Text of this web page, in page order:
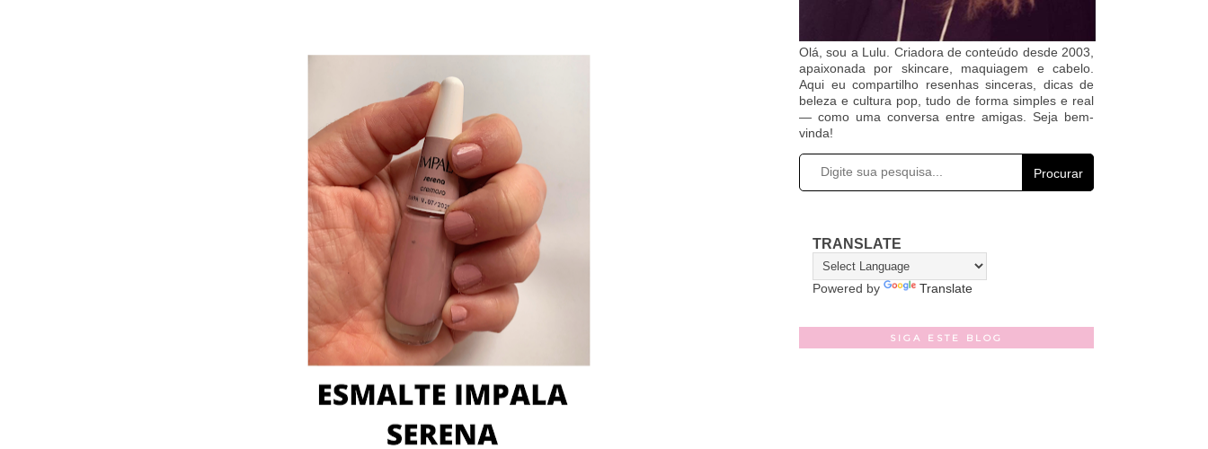
Olá, sou a Lulu. Criadora de conteúdo desde 2003,
apaixonada por skincare, maquiagem e cabelo.
Aqui eu compartilho resenhas sinceras, dicas de
beleza e cultura pop, tudo de forma simples e real
— como uma conversa entre amigas. Seja bem-
vinda!
Procurar
TRANSLATE
Powered by Translate
SIGA ESTE BLOG